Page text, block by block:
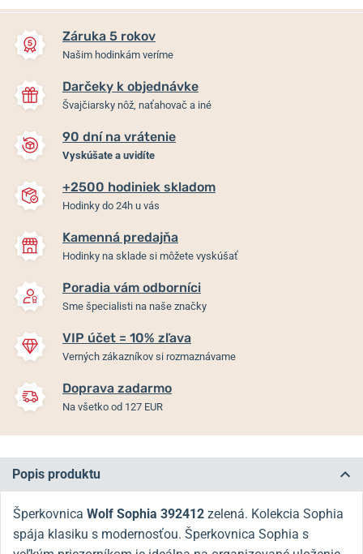
Záruka 5 rokov
Našim hodinkám veríme
Darčeky k objednávke
Švajčiarsky nôž, naťahovač a iné
90 dní na vrátenie
Vyskúšate a uvidíte
+2500 hodiniek skladom
Hodinky do 24h u vás
Kamenná predajňa
Hodinky na sklade si môžete vyskúšať
Poradia vám odborníci
Sme špecialisti na naše značky
VIP účet = 10% zľava
Verných zákazníkov si rozmaznávame
Doprava zadarmo
Na všetko od 127 EUR
Popis produktu
Šperkovnica Wolf Sophia 392412 zelená. Kolekcia Sophia
spája klasiku s modernosťou. Šperkovnica Sophia s